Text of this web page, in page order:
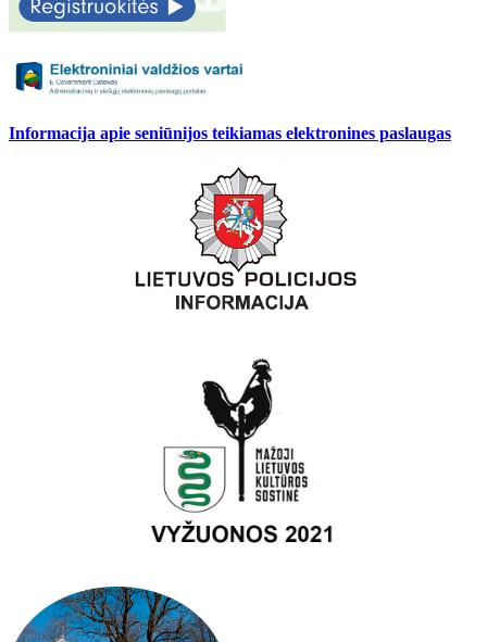
Informacija apie seniūnijos teikiamas elektronines paslaugas